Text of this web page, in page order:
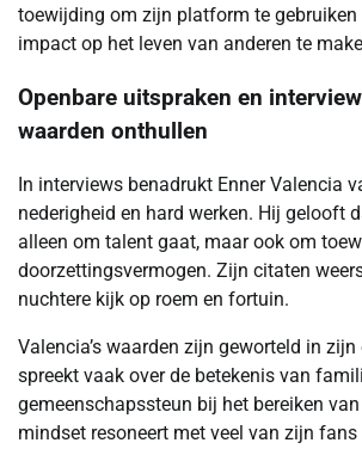
toewijding om zijn platform te gebruiken
impact op het leven van anderen te
Openbare uitspraken en
waarden onthullen
In interviews benadrukt Enner Valencia
nederigheid en hard werken. Hij gelooft
alleen om talent gaat, maar ook om
doorzettingsvermogen. Zijn citaten
nuchtere kijk op roem en fortuin.
Valencia’s waarden zijn geworteld in
spreekt vaak over de betekenis van
gemeenschapssteun bij het bereiken
mindset resoneert met veel van zijn fans